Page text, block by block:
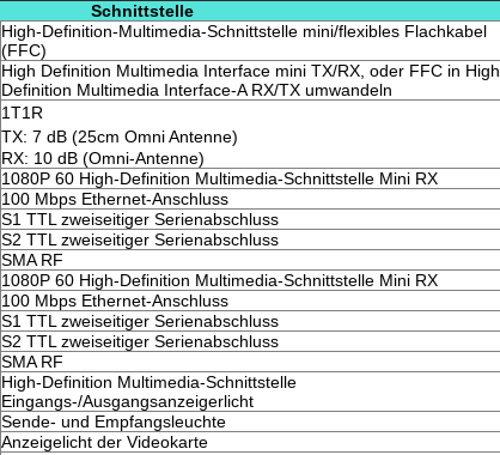
Schnittstelle
High-Definition-Multimedia-Schnittstelle mini/flexibles Flachkabel
(FFC)
High Definition Multimedia Interface mini TX/RX, oder FFC in High
Definition Multimedia Interface-A RX/TX umwandeln
1T1R
TX: 7 dB (25cm Omni Antenne)
RX: 10 dB (Omni-Antenne)
1080P 60 High-Definition Multimedia-Schnittstelle Mini RX
100 Mbps Ethernet-Anschluss
S1 TTL zweiseitiger Serienabschluss
S2 TTL zweiseitiger Serienabschluss
SMA RF
1080P 60 High-Definition Multimedia-Schnittstelle Mini RX
100 Mbps Ethernet-Anschluss
S1 TTL zweiseitiger Serienabschluss
S2 TTL zweiseitiger Serienabschluss
SMA RF
High-Definition Multimedia-Schnittstelle
Eingangs-/Ausgangsanzeigerlicht
Sende- und Empfangsleuchte
Anzeigelicht der Videokarte